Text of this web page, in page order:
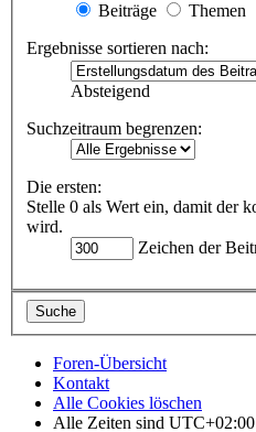
Beiträge
Themen
Ergebnisse sortieren nach:
Absteigend
Suchzeitraum begrenzen:
Die ersten:
Stelle 0 als Wert ein, damit der
wird.
Zeichen der
Foren-Übersicht
Kontakt
Alle Cookies löschen
Alle Zeiten sind UTC+02:00